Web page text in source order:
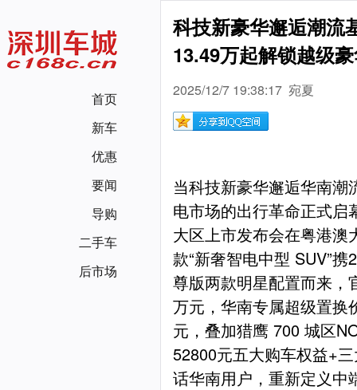
首页
新车
优惠
要闻
导购
二手车
后市场
科技新豪华邂逅潮流
13.49万起解锁越级
2025/12/7 19:38:17 宛夏
当科技新豪华邂逅华南
电市场的出行革命正式启
大区上市发布会在粤港澳
款“新奢智电中型 SUV”
尊版两款明星配置而来，
万元，华南专属超级置换
元，叠加猎鹰 700 城区
52800元五大购车权益+
话华南用户，重新定义中